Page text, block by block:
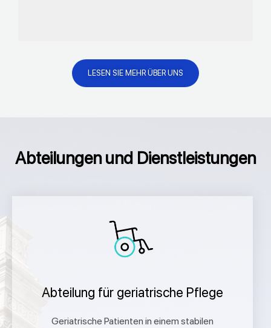
LESEN SIE MEHR ÜBER UNS
Abteilungen und Dienstleistungen
Abteilung für geriatrische Pflege
Geriatrische Patienten in einem stabilen